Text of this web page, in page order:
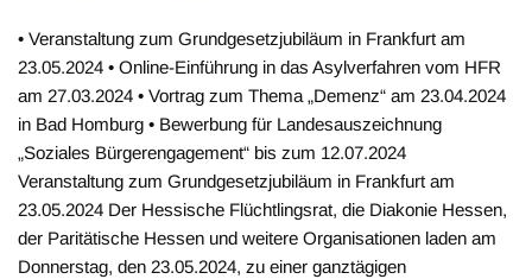
• Veranstaltung zum Grundgesetzjubiläum in Frankfurt am
23.05.2024 • Online-Einführung in das Asylverfahren vom HFR
am 27.03.2024 • Vortrag zum Thema „Demenz“ am 23.04.2024
in Bad Homburg • Bewerbung für Landesauszeichnung
„Soziales Bürgerengagement“ bis zum 12.07.2024
Veranstaltung zum Grundgesetzjubiläum in Frankfurt am
23.05.2024 Der Hessische Flüchtlingsrat, die Diakonie Hessen,
der Paritätische Hessen und weitere Organisationen laden am
Donnerstag, den 23.05.2024, zu einer ganztägigen